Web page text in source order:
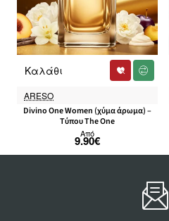
ARESO
Divino One Women (χύμα άρωμα) –
Τύπου The One
Από
9.90€
Καλάθι